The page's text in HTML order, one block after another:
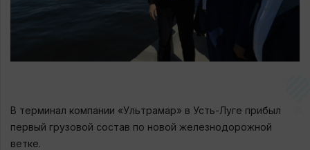
В терминал компании «Ультрамар» в Усть-Луге прибыл
первый грузовой состав по новой железнодорожной
ветке.